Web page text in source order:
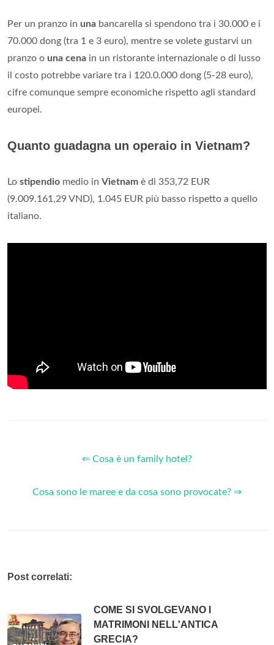
Per un pranzo in una bancarella si spendono tra i 30.000 e i
70.000 dong (tra 1 e 3 euro), mentre se volete gustarvi un
pranzo o una cena in un ristorante internazionale o di lusso
il costo potrebbe variare tra i 120.0.000 dong (5-28 euro),
cifre comunque sempre economiche rispetto agli standard
europei.
Quanto guadagna un operaio in Vietnam?
Lo stipendio medio in Vietnam è di 353,72 EUR
(9.009.161,29 VND), 1.045 EUR più basso rispetto a quello
italiano.
⇐ Cosa è un family hotel?
Cosa sono le maree e da cosa sono provocate? ⇒
Post correlati:
COME SI SVOLGEVANO I
MATRIMONI NELL'ANTICA
GRECIA?